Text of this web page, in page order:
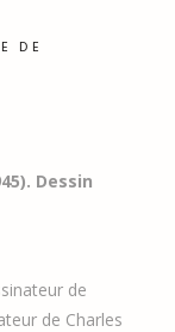
DE
Dessin
de
de Charles